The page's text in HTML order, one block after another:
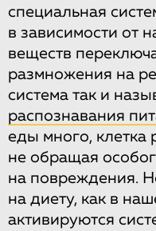
специальная
в зависимости от
веществ
размножения на
система так и
распознавания
еды много, клетка
не обращая
на повреждения.
на диету, как в
активируются